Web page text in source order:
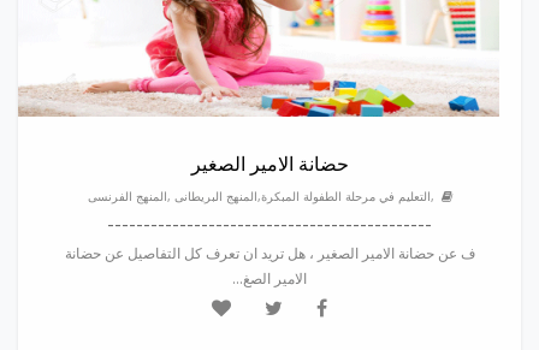
حضانة الامير الصغير
,التعليم في مرحلة الطفولة المبكرة,المنهج البريطانى ,المنهج الفرنسى
---------------------------------------------
ف عن حضانة الامير الصغير ، هل تريد ان تعرف كل التفاصيل عن حضانة
الامير الصغ...